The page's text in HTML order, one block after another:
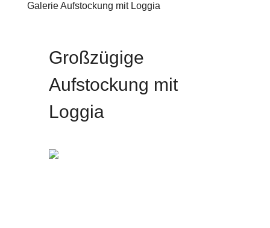
Galerie Aufstockung mit Loggia
Großzügige
Aufstockung mit
Loggia